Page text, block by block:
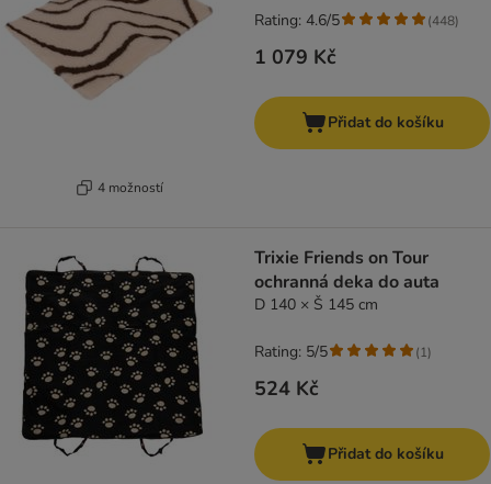
4 možností
1 079 Kč
Rating: 4.6/5 (448)
Přidat do košíku
Trixie Friends on Tour
ochranná deka do auta
D 140 × Š 145 cm
524 Kč
Rating: 5/5 (1)
Přidat do košíku